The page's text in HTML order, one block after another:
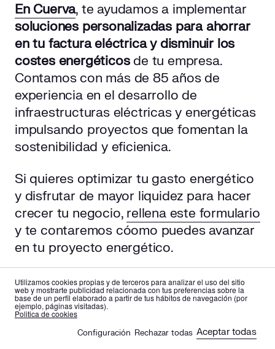
Utilizamos cookies propias y de terceros para analizar el uso del sitio
web y mostrarte publicidad relacionada con tus preferencias sobre la
base de un perfil elaborado a partir de tus hábitos de navegación (por
ejemplo, páginas visitadas).
Politica de cookies
Configuración Aceptar todas
Rechazar todas
es en
En Cuerva, te ayudamos a implementar
soluciones personalizadas para ahorrar
en tu factura eléctrica y disminuir los
costes energéticosde tu empresa.
Contamos con más de 85 años de
experiencia en el desarrollo de
infraestructuras eléctricas y energéticas
impulsando proyectos que fomentan la
sostenibilidad y eficienica.
Si quieres optimizar tu gasto energético
y disfrutar de mayor liquidez para hacer
crecer tu negocio, rellena este formulario
y te contaremos cóomo puedes avanzar
en tu proyecto energético.
Publicado originalmente el 6 de abril de
2023 y actualizado el 30 de octubre de
2025.